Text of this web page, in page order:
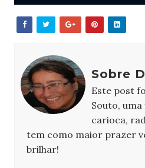
Sobre
Este post
Souto,
carioca,
tem como maior prazer
brilhar!